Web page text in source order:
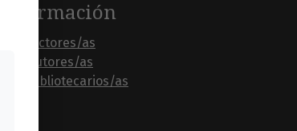
Información
Para lectores/as
Para autores/as
Para bibliotecarios/as